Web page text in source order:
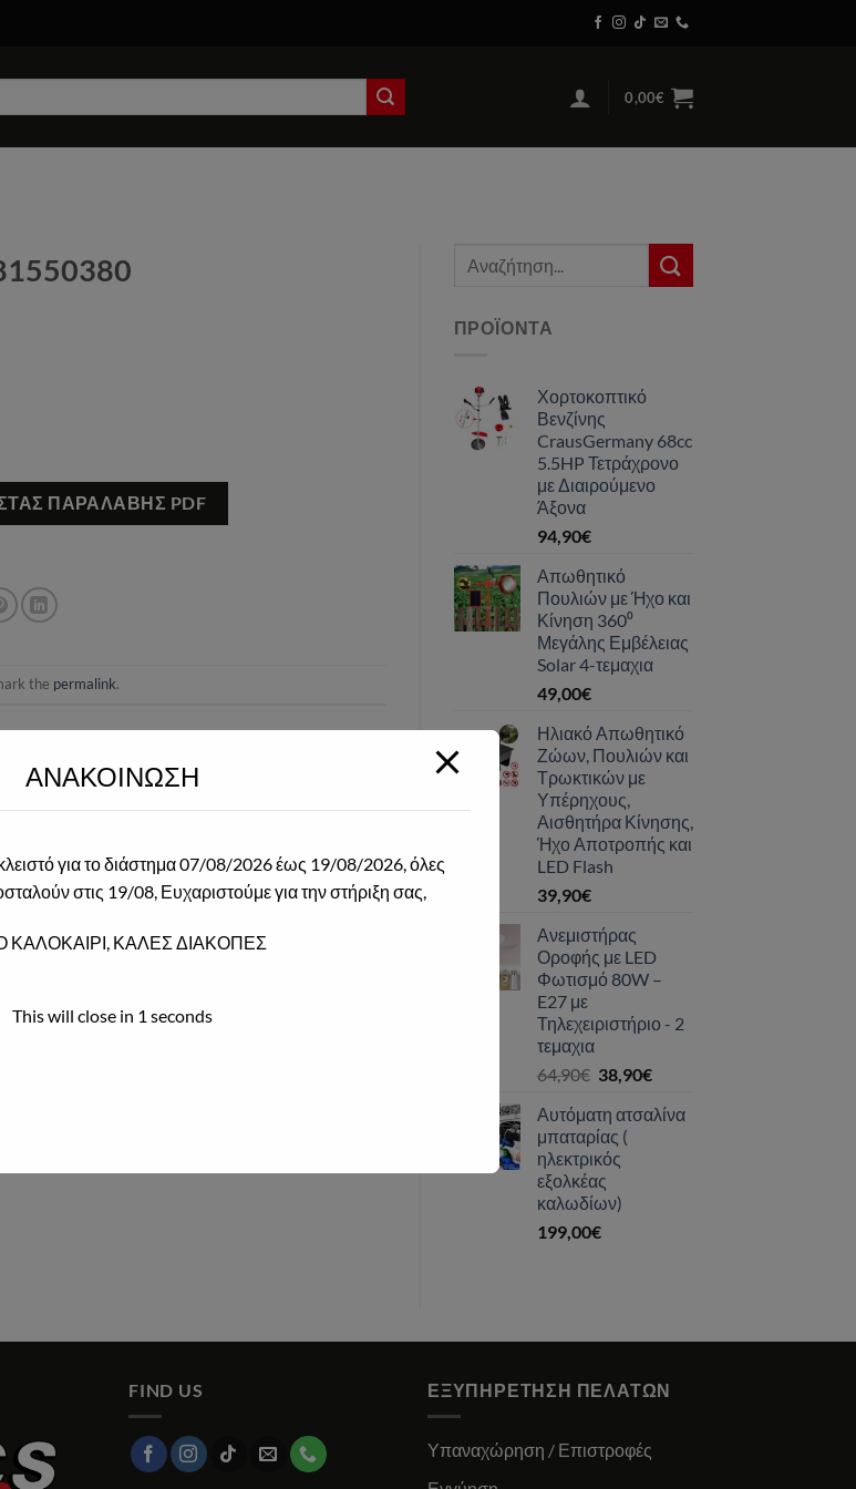
0,00€
ΠΑΡΑΛΑΒΉΣ PDF
the permalink.
2026-06-22 9782416825
Αναζήτηση
ΠΡΟΪΌΝΤΑ
Χορτοκοπτικό
Βενζίνης
CrausGermany 68cc
5.5HP Τετράχρονο
με Διαιρούμενο
Άξονα
94,90€
Απωθητικό
Πουλιών με Ήχο και
Κίνηση 360⁰
Μεγάλης Εμβέλειας
Solar 4-τεμαχια
49,00€
Ηλιακό Απωθητικό
Ζώων, Πουλιών και
Τρωκτικών με
Υπέρηχους,
Αισθητήρα Κίνησης,
Ήχο Αποτροπής και
LED Flash
39,90€
Ανεμιστήρας
Οροφής με LED
Φωτισμό 80W –
E27 με
Τηλεχειριστήριο - 2
τεμαχια
64,90€ Original
was:
64,90€.
38,90€Η
τιμή
Αυτόματη ατσαλίνα
μπαταρίας (
ηλεκτρικός
εξολκέας
καλωδίων)
199,00€
FIND US ΕΞΥΠΗΡΈΤΗΣΗ ΠΕΛΑΤΏΝ
Υπαναχώρηση / Επιστροφές
ΑΝΑΚΟΙΝΩΣΗ
για το διάστημα 07/08/2026 έως 19/08/2026, όλες
στις 19/08, Ευχαριστούμε για την στήριξη σας,
ΚΑΛΟΚΑΙΡΙ, ΚΑΛΕΣ ΔΙΑΚΟΠΕΣ
This will close in 1 seconds